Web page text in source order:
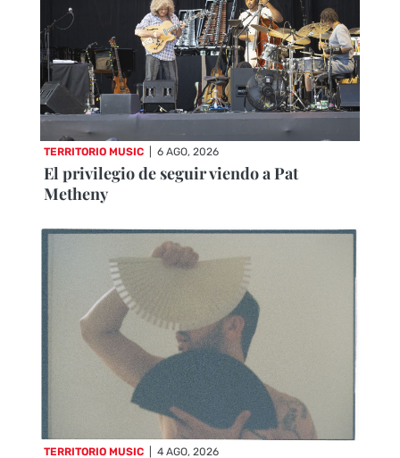
TERRITORIO MUSIC 6 AGO, 2026
El privilegio de seguir viendo a Pat
Metheny
TERRITORIO MUSIC 4 AGO, 2026